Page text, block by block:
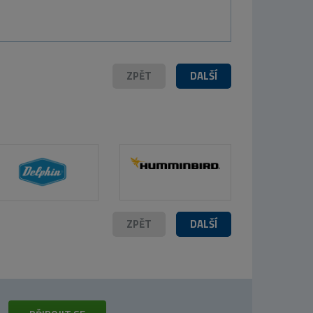
DALŠÍ
ZPĚT
DALŠÍ
ZPĚT